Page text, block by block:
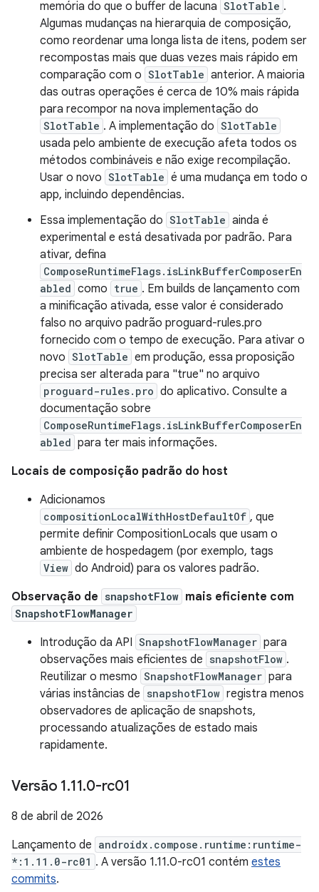
memória do que o buffer de lacuna SlotTable .
Algumas mudanças na hierarquia de composição,
como reordenar uma longa lista de itens, podem ser
recompostas mais que duas vezes mais rápido em
comparação com o SlotTable anterior. A maioria
das outras operações é cerca de 10% mais rápida
para recompor na nova implementação do
SlotTable . A implementação do SlotTable
usada pelo ambiente de execução afeta todos os
métodos combináveis e não exige recompilação.
Usar o novo SlotTable é uma mudança em todo o
app, incluindo dependências.
Essa implementação do SlotTable ainda é
experimental e está desativada por padrão. Para
ativar, defina
ComposeRuntimeFlags.isLinkBufferComposerEn
abled como true . Em builds de lançamento com
a minificação ativada, esse valor é considerado
falso no arquivo padrão proguard-rules.pro
fornecido com o tempo de execução. Para ativar o
novo SlotTable em produção, essa proposição
precisa ser alterada para "true" no arquivo
proguard-rules.pro do aplicativo. Consulte a
documentação sobre
ComposeRuntimeFlags.isLinkBufferComposerEn
abled para ter mais informações.
Locais de composição padrão do host
Adicionamos
compositionLocalWithHostDefaultOf , que
permite definir CompositionLocals que usam o
ambiente de hospedagem (por exemplo, tags
View do Android) para os valores padrão.
Observação de snapshotFlow mais eficiente com
SnapshotFlowManager
Introdução da API SnapshotFlowManager para
observações mais eficientes de snapshotFlow .
Reutilizar o mesmo SnapshotFlowManager para
várias instâncias de snapshotFlow registra menos
observadores de aplicação de snapshots,
processando atualizações de estado mais
rapidamente.
Versão 1.11.0-rc01
8 de abril de 2026
Lançamento de androidx.compose.runtime:runtime-
*:1.11.0-rc01 . A versão 1.11.0-rc01 contém estes
commits.